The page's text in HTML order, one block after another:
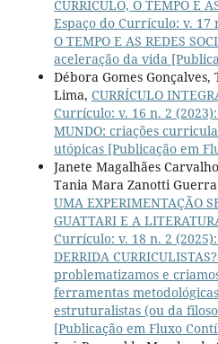
CURRÍCULO, O TEMPO E
Espaço do Currículo: v. 17
O TEMPO E AS REDES
aceleração da vida
Débora Gomes
Lima, CURRÍCULO
Currículo: v. 16 n. 2
MUNDO: criações
utópicas [Publicação em
Janete Magalhães
Tania Mara Zanotti
UMA EXPERIMENTAÇÃO
GUATTARI E A
Currículo: v. 18 n. 2 (2025):
DERRIDA
problematizamos e
ferramentas
estruturalistas (ou da
[Publicação em Fluxo